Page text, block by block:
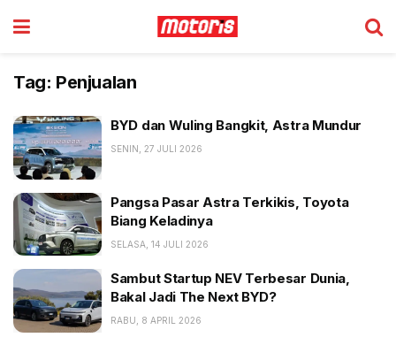
Tag: Penjualan
BYD dan Wuling Bangkit, Astra Mundur
SENIN, 27 JULI 2026
Pangsa Pasar Astra Terkikis, Toyota
Biang Keladinya
SELASA, 14 JULI 2026
Sambut Startup NEV Terbesar Dunia,
Bakal Jadi The Next BYD?
RABU, 8 APRIL 2026